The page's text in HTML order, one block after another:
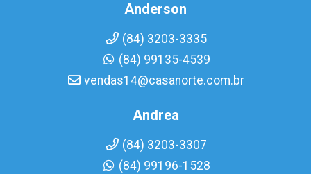
Anderson
(84) 3203-3335
(84) 99135-4539
vendas14@casanorte.com.br
Andrea
(84) 3203-3307
(84) 99196-1528